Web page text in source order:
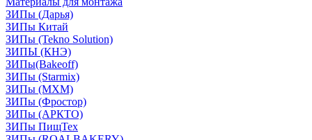
ЗИПы (Дарья)
ЗИПы Китай
ЗИПы (Tekno Solution)
ЗИПЫ (КНЭ)
ЗИПы(Bakeoff)
ЗИПы (Starmix)
ЗИПы (МХМ)
ЗИПы (Фростор)
ЗИПы (АРКТО)
ЗИПы ПищТех